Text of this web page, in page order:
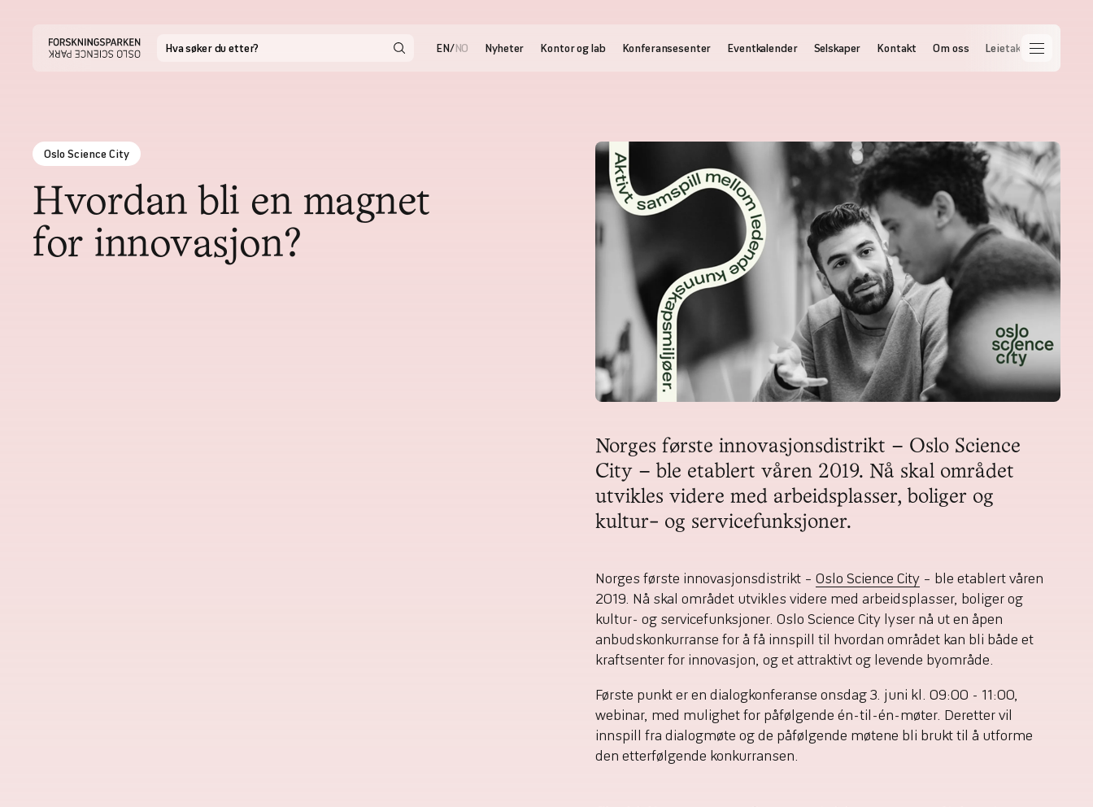
EN/NO Nyheter Kontor og lab Konferansesenter Eventkalender Selskaper Kontakt Om oss Leietakernettet
Oslo Science City
Hvordan bli en magnet
for innovasjon?
Norges første innovasjonsdistrikt – Oslo Science
City – ble etablert våren 2019. Nå skal området
utvikles videre med arbeidsplasser, boliger og
kultur- og servicefunksjoner.
Norges første innovasjonsdistrikt – Oslo Science City – ble etablert våren
2019. Nå skal området utvikles videre med arbeidsplasser, boliger og
kultur- og servicefunksjoner. Oslo Science City lyser nå ut en åpen
anbudskonkurranse for å få innspill til hvordan området kan bli både et
kraftsenter for innovasjon, og et attraktivt og levende byområde.
Første punkt er en dialogkonferanse onsdag 3. juni kl. 09:00 - 11:00,
webinar, med mulighet for påfølgende én-til-én-møter. Deretter vil
innspill fra dialogmøte og de påfølgende møtene bli brukt til å utforme
den etterfølgende konkurransen.